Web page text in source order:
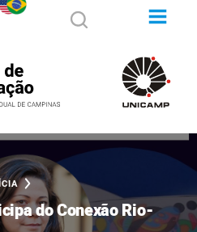
do Conexão Rio-